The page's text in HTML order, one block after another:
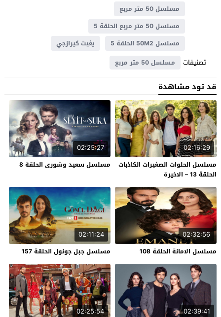
مسلسل 50 متر مربع
مسلسل 50 متر مربع الحلقة 5
مسلسل 50M2 الحلقة 5
يغيت كيرازجي
تصنيفات مسلسل 50 متر مربع
قد تود مشاهدة
02:16:29
مسلسل الحلوات الصغيرات الكاذبات
الحلقة 13 – الاخيرة
02:25:27
مسلسل سعيد وشورى الحلقة 8
02:32:56
مسلسل الامانة الحلقة 108
02:11:24
مسلسل جبل جونول الحلقة 157
02:39:41
02:25:54